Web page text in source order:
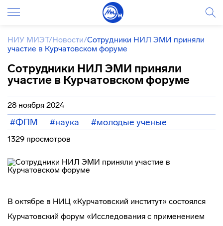
НИУ МИЭТ/Новости/Сотрудники НИЛ ЭМИ приняли
участие в Курчатовском форуме
Сотрудники НИЛ ЭМИ приняли
участие в Курчатовском форуме
28 ноября 2024
#ФПМ #наука #молодые ученые
1329 просмотров
В октябре в НИЦ «Курчатовский институт» состоялся
Курчатовский форум «Исследования с применением